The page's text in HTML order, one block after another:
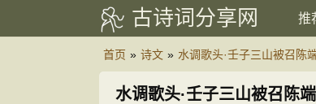
古诗词分享网 推
首页 » 诗文 » 水调歌头·壬子三山被召陈
水调歌头·壬子三山被召陈